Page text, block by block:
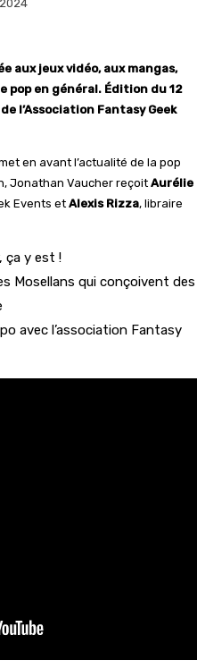
aux jeux vidéo, aux mangas,
pop en général. Édition du 12
l’Association Fantasy Geek
en avant l’actualité de la pop
Jonathan Vaucher reçoit Aurélie
Events et Alexis Rizza, libraire
ça y est !
Mosellans qui conçoivent des
avec l’association Fantasy